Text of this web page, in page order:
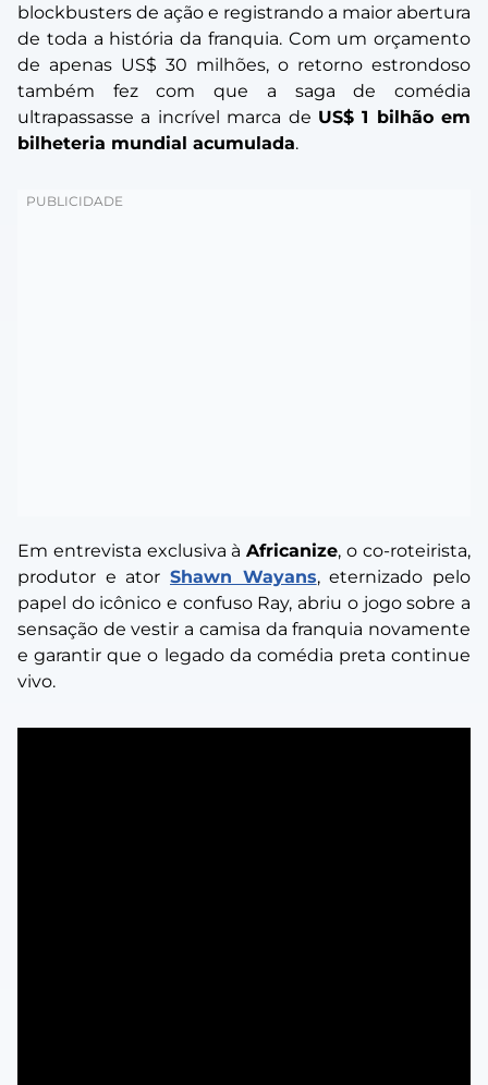
blockbusters de ação e registrando a maior abertura
de toda a história da franquia. Com um orçamento
de apenas US$ 30 milhões, o retorno estrondoso
também fez com que a saga de comédia
ultrapassasse a incrível marca de US$ 1 bilhão em
bilheteria mundial acumulada.
Em entrevista exclusiva àAfricanize, o co-roteirista,
produtor e ator Shawn Wayans, eternizado pelo
papel do icônico e confuso Ray, abriu o jogo sobre a
sensação de vestir a camisa da franquia novamente
e garantir que o legado da comédia preta continue
vivo.